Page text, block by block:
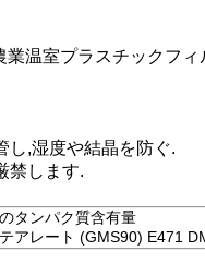
温室プラスチックフ
し,湿度や結晶を防ぐ.
禁します.
タンパク質含有量
アレート (GMS90) E471